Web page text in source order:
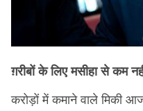
ग़रीबों के लिए मसीहा से कम
करोड़ों में कमाने वाले मिकी